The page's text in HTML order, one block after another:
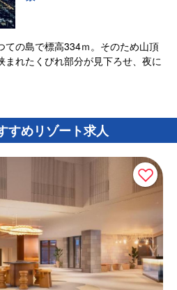
ての島で標高334ｍ。そのため山頂
まれたくびれ部分が見下ろせ、夜に
すめリゾート求人